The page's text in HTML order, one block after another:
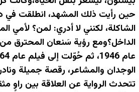
حين رأيت ذلك المشهد، انطلقت في
الشاكلة، لكنني لا أدري: لمن؟ لأمي
الداخل؟ومع رؤية سَنعان المحترق من
الوجدان والمشاعر، رقصة جميلة
تتحدث الرواية عن العلاقة بين راوٍ